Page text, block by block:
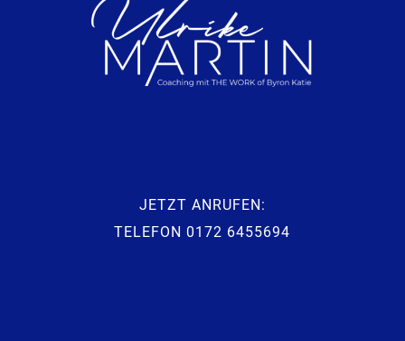
JETZT ANRUFEN:
TELEFON 0172 6455694‬